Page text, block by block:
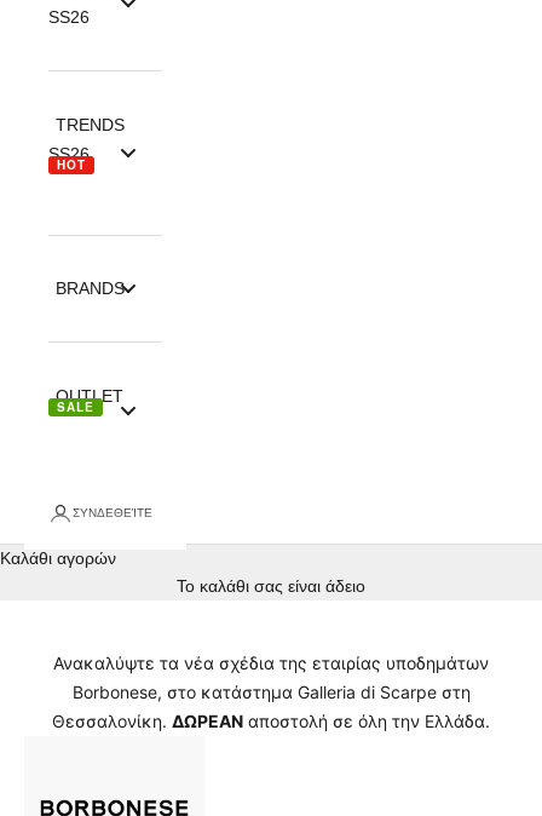
SS26
TRENDS
SS26
HOT
BRANDS
OUTLET
SALE
ΣΥΝΔΕΘΕΊΤΕ
Καλάθι αγορών
Το καλάθι σας είναι άδειο
Ανακαλύψτε τα νέα σχέδια της εταιρίας υποδημάτων
Borbonese, στο κατάστημα Galleria di Scarpe στη
Θεσσαλονίκη. ΔΩΡΕΑΝ αποστολή σε όλη την Ελλάδα.